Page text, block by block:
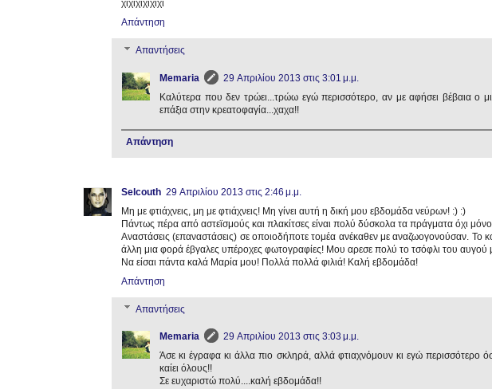
χιχιχιχιχιχι
Απάντηση
Απαντήσεις
Memaria
29 Απριλίου 2013 στις 3:01 μ.μ.
Καλύτερα που δεν τρώει...τρώω εγώ περισσότερο, αν με αφήσει βέβαια ο
επάξια στην κρεατοφαγία...χαχα!!
Απάντηση
Selcouth 29 Απριλίου 2013 στις 2:46 μ.μ.
Μη με φτιάχνεις, μη με φτιάχνεις! Μη γίνει αυτή η δική μου εβδομάδα νεύρων! :) :)
Πάντως πέρα από αστεϊσμούς και πλακίτσες είναι πολύ δύσκολα τα πράγματα όχι
Αναστάσεις (επαναστάσεις) σε οποιοδήποτε τομέα ανέκαθεν με αναζωογονούσαν. Το
άλλη μια φορά έβγαλες υπέροχες φωτογραφίες! Μου αρεσε πολύ το τσόφλι του αυγού
Να είσαι πάντα καλά Μαρία μου! Πολλά πολλά φιλιά! Καλή εβδομάδα!
Απάντηση
Απαντήσεις
Memaria
29 Απριλίου 2013 στις 3:03 μ.μ.
Άσε κι έγραφα κι άλλα πιο σκληρά, αλλά φτιαχνόμουν κι εγώ περισσότερο
καίει όλους!!
Σε ευχαριστώ πολύ....καλή εβδομάδα!!